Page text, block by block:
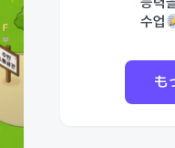
수업
も